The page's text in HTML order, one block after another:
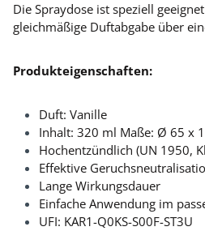
Die Spraydose ist speziell
gleichmäßige Duftabgabe über
Produkteigenschaften:
Duft: Vanille
Inhalt: 320 ml Maße: Ø 65 x
Hochentzündlich (UN 1950,
Effektive
Lange Wirkungsdauer
Einfache Anwendung im
UFI: KAR1-Q0KS-S00F-ST3U